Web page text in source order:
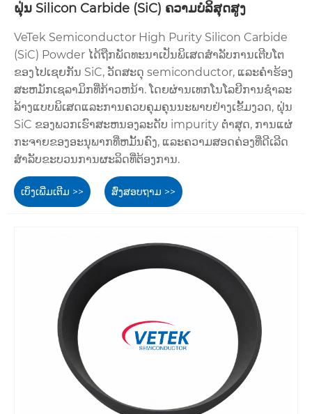
ຝຸ່ນ Silicon Carbide (SiC) ຄວາມບໍລິສຸດສູງ
VeTek Semiconductor High Purity Silicon Carbide
(SiC) Powder ໄດ້ຖືກພັດທະນາເປັນພິເສດສໍາລັບການເຕີບໂຕ
ຂອງໄປເຊຍກັນ SiC, ວັດສະດຸ semiconductor, ແລະຄໍາຮ້ອງ
ສະຫມັກເຊລາມິກທີ່ກ້າວຫນ້າ. ໂດຍຜ່ານເທກໂນໂລຍີການຊໍາລະ
ລ້າງແບບພິເສດແລະການຄວບຄຸມຄຸນນະພາບຢ່າງເຂັ້ມງວດ, ຝຸ່ນ
SiC ຂອງພວກເຮົາສະຫນອງລະດັບ impurity ຕ່ໍາສຸດ, ການແຜ່
ກະຈາຍຂອງອະນຸພາກທີ່ຫມັ້ນຄົງ, ແລະຄວາມສອດຄ່ອງທີ່ດີເລີດ
ສໍາລັບຂະບວນການຜະລິດທີ່ຕ້ອງການ.
ເບິ່ງເພີ່ມເຕີມ >> ສົ່ງສອບຖາມ >>